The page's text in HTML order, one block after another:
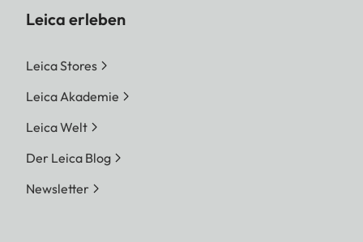
Leica erleben
Leica Stores
Leica Akademie
Leica Welt
Der Leica Blog
Newsletter